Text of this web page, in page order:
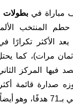
مباراة فيبطولات
حطم المنتخب
يعد الأكثر
مرات)، كما
فيها المركز
صدارة قائمة
تاريخ المنتخب الألماني